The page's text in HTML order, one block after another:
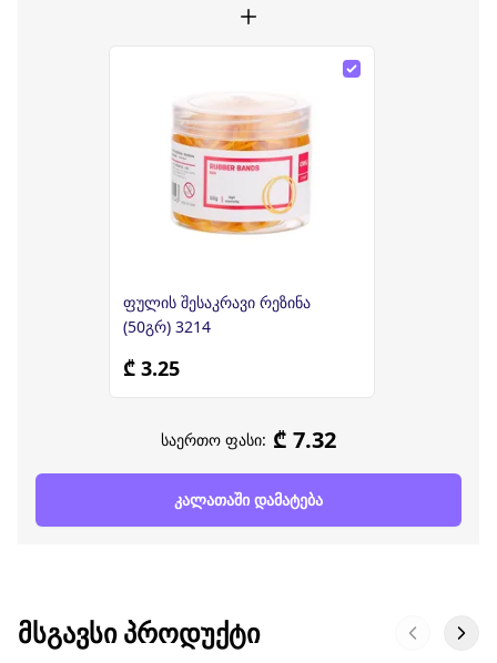
ფულის შესაკრავი რეზინა
(50გრ) 3214
₾ 3.25
საერთო ფასი: ₾ 7.32
კალათაში დამატება
ᲛᲡᲒᲐᲕᲡᲘ ᲞᲠᲝᲓᲣᲥᲢᲘ